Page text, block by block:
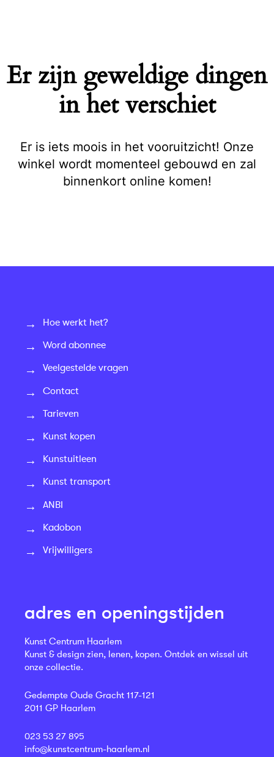
Er zijn geweldige dingen
in het verschiet
Er is iets moois in het vooruitzicht! Onze
winkel wordt momenteel gebouwd en zal
binnenkort online komen!
Hoe werkt het?
Word abonnee
Veelgestelde vragen
Contact
Tarieven
Kunst kopen
Kunstuitleen
Kunst transport
ANBI
Kadobon
Vrijwilligers
adres en openingstijden
Kunst Centrum Haarlem
Kunst & design zien, lenen, kopen. Ontdek en wissel uit
onze collectie.
Gedempte Oude Gracht 117-121
2011 GP Haarlem
023 53 27 895
info@kunstcentrum-haarlem.nl